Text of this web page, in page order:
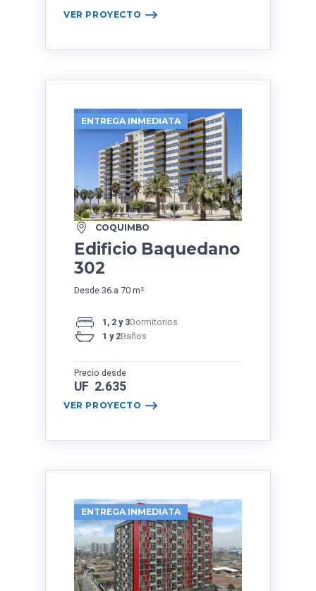
VER PROYECTO
ENTREGA INMEDIATA
COQUIMBO
Edificio Baquedano
302
Desde 36 a 70 m²
1, 2 y 3Dormitorios
1 y 2Baños
Precio desde
UF 2.635
VER PROYECTO
ENTREGA INMEDIATA